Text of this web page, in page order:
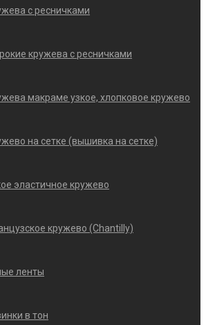
с ресничками
кружева с ресничками
макраме узкое, хлопковое кружево
на сетке (вышивка на сетке)
эластичное кружево
кружево (Chantilly)
ленты
в тон